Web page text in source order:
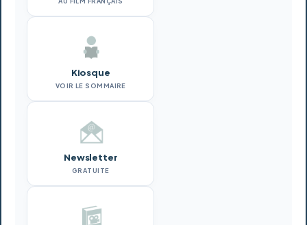
Kiosque
VOIR LE SOMMAIRE
Newsletter
GRATUITE